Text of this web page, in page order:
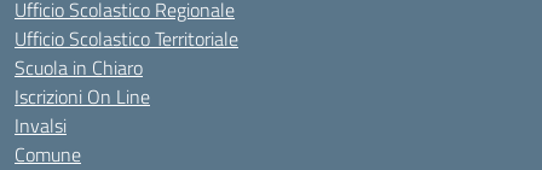
Ufficio Scolastico Regionale
Ufficio Scolastico Territoriale
Scuola in Chiaro
Iscrizioni On Line
Invalsi
Comune